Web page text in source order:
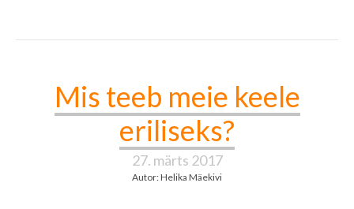
Mis teeb meie keele
eriliseks?
27. märts 2017
Autor: Helika Mäekivi